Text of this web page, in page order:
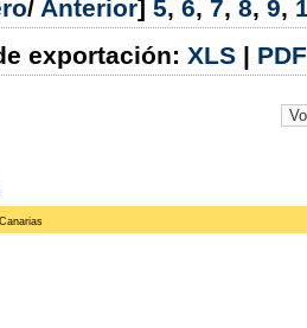
/ Anterior] 5, 6, 7, 8, 9,
exportación: XLS | PDF